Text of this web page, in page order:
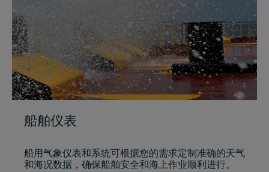
船舶仪表
船用气象仪表和系统可根据您的需求定制准确的天气
和海况数据，确保船舶安全和海上作业顺利进行。